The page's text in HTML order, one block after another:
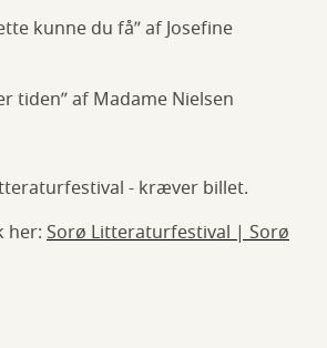
kunne du få” af Josefine
tiden” af Madame Nielsen
- kræver billet.
her: Sorø Litteraturfestival | Sorø